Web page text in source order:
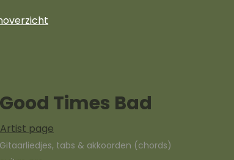
Good Times Bad
Artist page
Gitaarliedjes, tabs & akkoorden (chords)